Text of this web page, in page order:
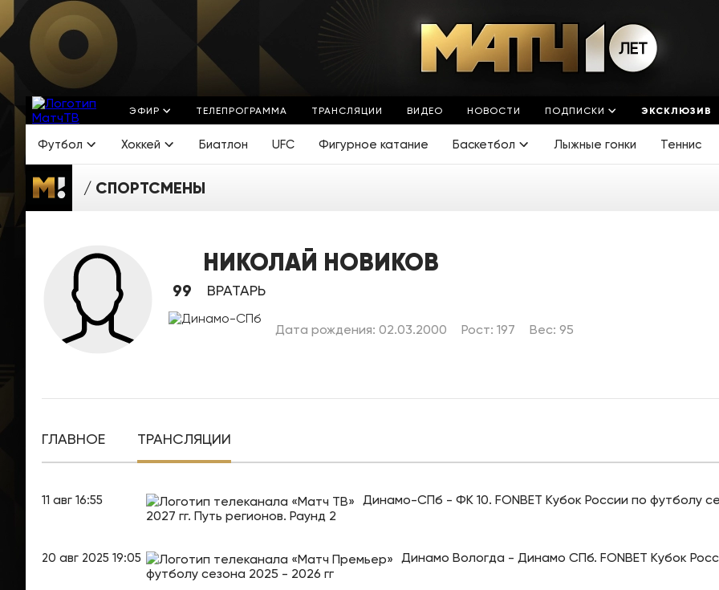
ЭФИР ТЕЛЕПРОГРАММА ТРАНСЛЯЦИИ ВИДЕО НОВОСТИ ПОДПИСКИ ЭКСКЛЮЗИВ
Футбол Хоккей Биатлон UFC Фигурное катание Баскетбол Лыжные гонки Теннис
СПОРТСМЕНЫ
НИКОЛАЙ НОВИКОВ
99 ВРАТАРЬ
Дата рождения: 02.03.2000 Рост: 197 Вес: 95
ГЛАВНОЕ ТРАНСЛЯЦИИ
11 авг 16:55
Динамо-СПб - ФК 10. FONBET Кубок России по футболу
2027 гг. Путь регионов. Раунд 2
20 авг 2025 19:05
Динамо Вологда - Динамо СПб. FONBET Кубок
футболу сезона 2025 - 2026 гг